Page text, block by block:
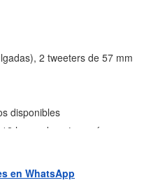
2 tweeters de 57 mm
disponibles
horas de autonomía
MP3 / WMA / WAV
con control de volumen
en WhatsApp